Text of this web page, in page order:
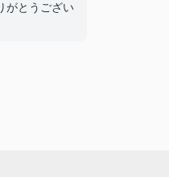
がとうござい